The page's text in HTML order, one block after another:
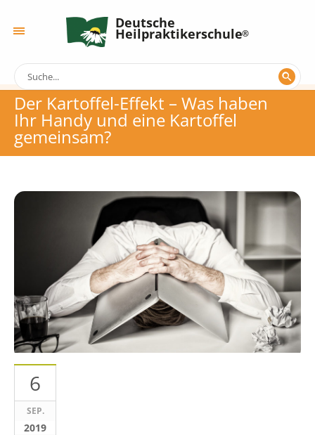
Deutsche
Heilpraktikerschule
Der Kartoffel-Effekt – Was haben
Ihr Handy und eine Kartoffel
gemeinsam?
6
SEP.
2019